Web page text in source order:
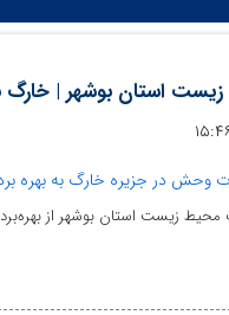
استان بوشهر | خارگ
در جزیره خارگ به بهره
استان بوشهر از بهره‌برداری از یک مخزن ۲۰ هزار لیتری